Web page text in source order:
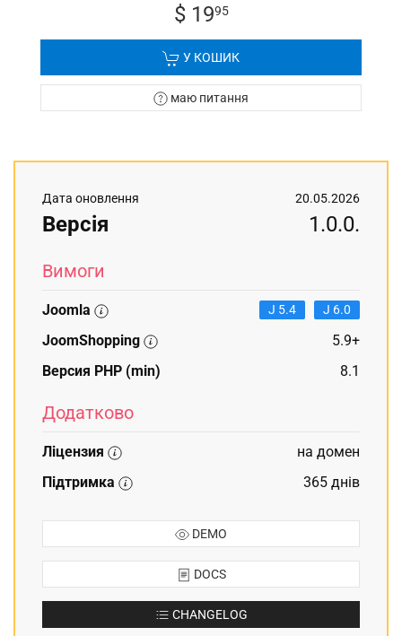
$ 1995
У КОШИК
маю питання
Дата оновлення 20.05.2026
Версія 1.0.0.
Вимоги
Joomla J 5.4 J 6.0
JoomShopping
5.9+
Версия PHP (min)
8.1
Додатково
Ліцензия
на домен
Підтримка
365 днів
DEMO
DOCS
CHANGELOG